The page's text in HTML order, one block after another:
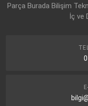
Parça Burada Bilişim
İç ve